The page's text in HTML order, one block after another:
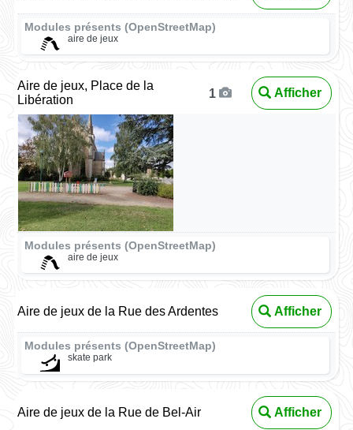
Modules présents (OpenStreetMap)
aire de jeux
Aire de jeux, Place de la
Libération
1 Afficher
Modules présents (OpenStreetMap)
aire de jeux
Aire de jeux de la Rue des Ardentes Afficher
Modules présents (OpenStreetMap)
skate park
Aire de jeux de la Rue de Bel-Air Afficher